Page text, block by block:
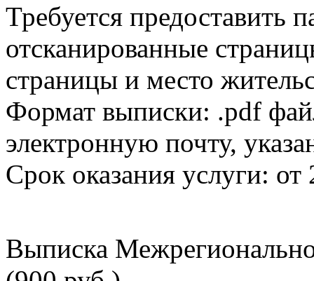
Требуется предоставить
отсканированные
страницы и место
Формат выписки: .pdf
электронную почту,
Срок оказания услуги: от
Выписка